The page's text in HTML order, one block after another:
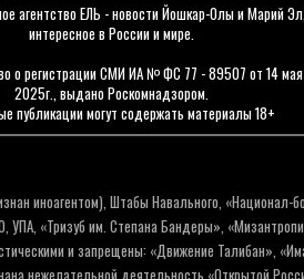
агентство ЕЛЬ - новости Йошкар-Олы и Марий Эл,
интересное в России и мире.
о регистрации СМИ ИА № ФС 77 - 89507 от 14 мая
2025г., выдано Роскомнадзором.
публикации могут содержать материалы 18+
иноагентом), Штабы Навального,
«Тризуб им. Степана Бандеры»,
и запрещены: «Движение Талибан»,
нежелательной деятельность «Открытой